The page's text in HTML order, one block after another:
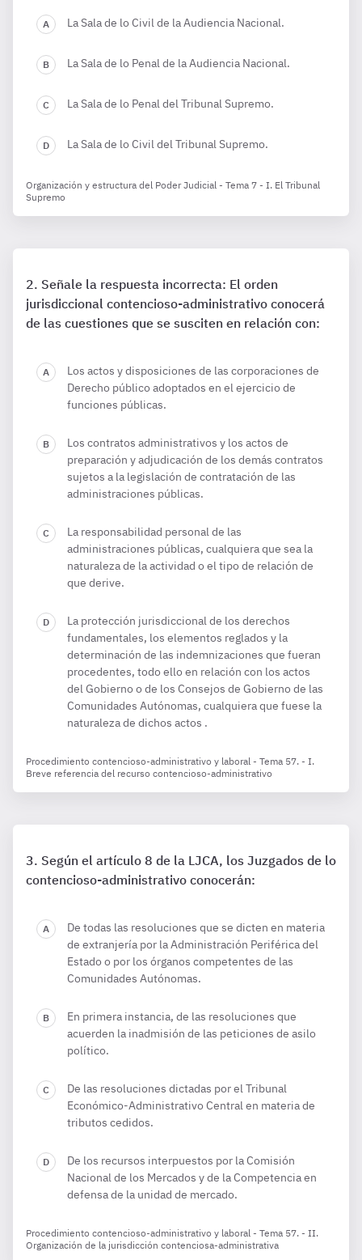
La Sala de lo Civil de la Audiencia Nacional.
La Sala de lo Penal de la Audiencia Nacional.
La Sala de lo Penal del Tribunal Supremo.
La Sala de lo Civil del Tribunal Supremo.
Organización y estructura del Poder Judicial - Tema 7 - I. El Tribunal
Supremo
Señale la respuesta incorrecta: El orden
jurisdiccional contencioso-administrativo conocerá
de las cuestiones que se susciten en relación con:
Los actos y disposiciones de las corporaciones de
Derecho público adoptados en el ejercicio de
funciones públicas.
Los contratos administrativos y los actos de
preparación y adjudicación de los demás contratos
sujetos a la legislación de contratación de las
administraciones públicas.
La responsabilidad personal de las
administraciones públicas, cualquiera que sea la
naturaleza de la actividad o el tipo de relación de
que derive.
La protección jurisdiccional de los derechos
fundamentales, los elementos reglados y la
determinación de las indemnizaciones que fueran
procedentes, todo ello en relación con los actos
del Gobierno o de los Consejos de Gobierno de las
Comunidades Autónomas, cualquiera que fuese la
naturaleza de dichos actos .
Procedimiento contencioso-administrativo y laboral - Tema 57. - I.
Breve referencia del recurso contencioso-administrativo
Según el artículo 8 de la LJCA, los Juzgados de lo
contencioso-administrativo conocerán:
De todas las resoluciones que se dicten en materia
de extranjería por la Administración Periférica del
Estado o por los órganos competentes de las
Comunidades Autónomas.
En primera instancia, de las resoluciones que
acuerden la inadmisión de las peticiones de asilo
político.
De las resoluciones dictadas por el Tribunal
Económico-Administrativo Central en materia de
tributos cedidos.
De los recursos interpuestos por la Comisión
Nacional de los Mercados y de la Competencia en
defensa de la unidad de mercado.
Procedimiento contencioso-administrativo y laboral - Tema 57. - II.
Organización de la jurisdicción contenciosa-administrativa